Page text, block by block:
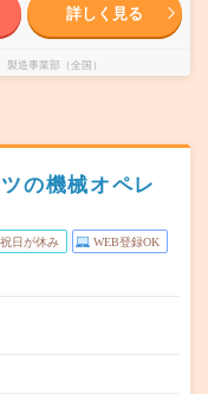
詳しく見る
造事業部（全国）
の機械オペレ
日が休み WEB登録OK